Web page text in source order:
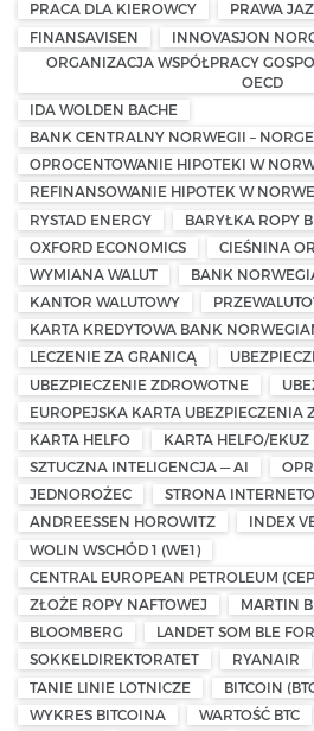
PRACA DLA KIEROWCY
PRAWA
FINANSAVISEN
INNOVASJON
ORGANIZACJA WSPÓŁPRACY
OECD
IDA WOLDEN BACHE
BANK CENTRALNY NORWEGII –
OPROCENTOWANIE HIPOTEKI W
REFINANSOWANIE HIPOTEK W
RYSTAD ENERGY
BARYŁKA ROPY
OXFORD ECONOMICS
CIEŚNINA
WYMIANA WALUT
BANK
KANTOR WALUTOWY
KARTA KREDYTOWA BANK
LECZENIE ZA GRANICĄ
UBEZPIECZENIE ZDROWOTNE
EUROPEJSKA KARTA UBEZPIECZENIA
KARTA HELFO
KARTA HELFO/EKUZ
SZTUCZNA INTELIGENCJA — AI
JEDNOROŻEC
STRONA
ANDREESSEN HOROWITZ
INDEX
WOLIN WSCHÓD 1 (WE1)
CENTRAL EUROPEAN PETROLEUM
ZŁOŻE ROPY NAFTOWEJ
MARTIN
BLOOMBERG
LANDET SOM BLE
SOKKELDIREKTORATET
RYANAIR
TANIE LINIE LOTNICZE
BITCOIN
WYKRES BITCOINA
WARTOŚĆ BTC